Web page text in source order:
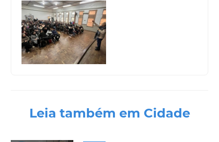
Leia também em Cidade